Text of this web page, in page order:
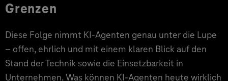
Grenzen
Diese Folge nimmt KI-Agenten genau unter die Lupe
– offen, ehrlich und mit einem klaren Blick auf den
Stand der Technik sowie die Einsetzbarkeit in
Unternehmen. Was können KI-Agenten heute wirklich